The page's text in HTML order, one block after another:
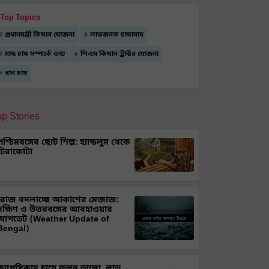
Topics
প্রধানমন্ত্রী কিষান যোজনা লাভজনক চাষাবাদ
মাছ চাষ সম্পর্কে তথ্য পিএম কিষান ট্রাক্টর যোজনা
ধান চাষ
Stories
ছোট শিল্প: হ্যান্ডলুম থেকে
বদলাচ্ছে আকাশের মেজাজ:
ও উত্তরবঙ্গের আবহাওয়ার
(Weather Update of